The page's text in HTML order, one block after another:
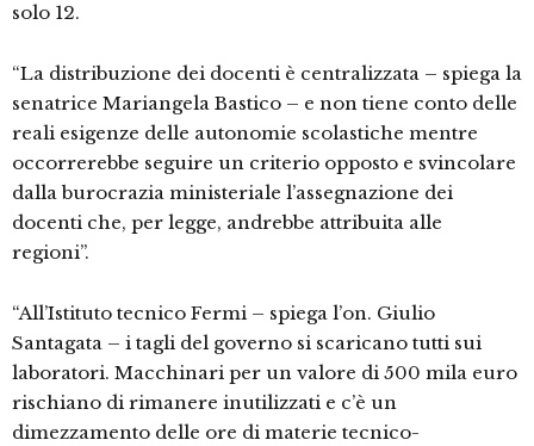
solo 12.
“La distribuzione dei docenti è centralizzata – spiega la
senatrice Mariangela Bastico – e non tiene conto delle
reali esigenze delle autonomie scolastiche mentre
occorrerebbe seguire un criterio opposto e svincolare
dalla burocrazia ministeriale l’assegnazione dei
docenti che, per legge, andrebbe attribuita alle
regioni”.
“All’Istituto tecnico Fermi – spiega l’on. Giulio
Santagata – i tagli del governo si scaricano tutti sui
laboratori. Macchinari per un valore di 500 mila euro
rischiano di rimanere inutilizzati e c’è un
dimezzamento delle ore di materie tecnico-